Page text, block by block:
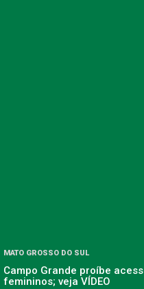
MATO GROSSO DO SUL
Campo Grande proíbe
femininos; veja VÍDEO